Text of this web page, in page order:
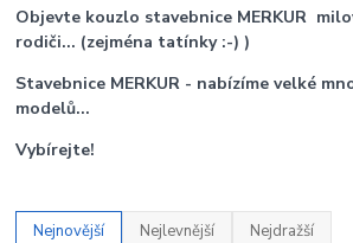
Objevte kouzlo stavebnice MERKUR
rodiči... (zejména tatínky :-) )
Stavebnice MERKUR - nabízíme velké
modelů...
Vybírejte!
Nejnovější Nejlevnější Nejdražší